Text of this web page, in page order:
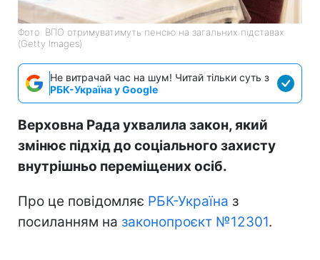
Фото: ВПО отримуватимуть пенсію на загальних підставах
(Getty Images)
Не витрачай час на шум! Читай тільки суть з
РБК-Україна у Google
Верховна Рада ухвалила закон, який
змінює підхід до соціального захисту
внутрішньо переміщених осіб.
Про це повідомляє РБК-Україна з
посиланням на законопроєкт №12301.